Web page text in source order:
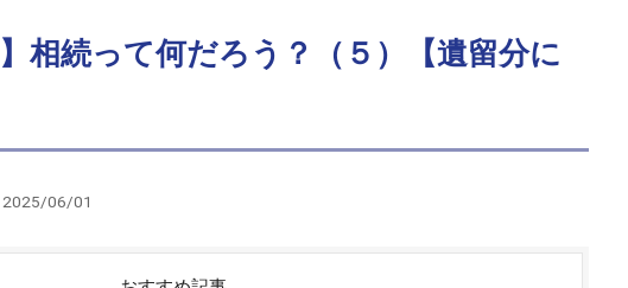
】相続って何だろう？（５）【遺留分に
2025/06/01